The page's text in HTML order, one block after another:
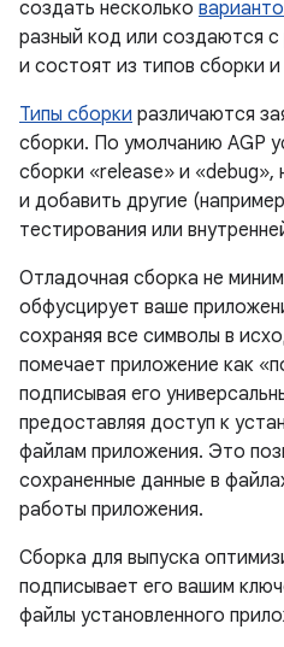
создать несколько
разный код или создаются
и состоят из типов сборки
Типы сборки различаются
сборки. По умолчанию AGP
сборки «release» и
и добавить другие
тестирования или
Отладочная сборка не
обфусцирует ваше
сохраняя все символы в
помечает приложение как
подписывая его
предоставляя доступ к
файлам приложения. Это
сохраненные данные в
работы приложения.
Сборка для выпуска
подписывает его вашим
файлы установленного